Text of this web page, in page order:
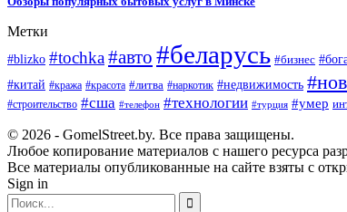
Метки
#blizko #tochka#авто #беларусь #бизнес
#китай #кража #красота #литва #наркотик #недвижимость
#строительство #сша #телефон #технологии #турция #умер
© 2026 - GomelStreet.by. Все права защищены.
Любое копирование материалов с нашего ресурса
Все материалы опубликованные на сайте взяты с
Sign in